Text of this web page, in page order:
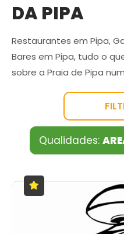
DA PIPA
Restaurantes em Pipa,
Bares em Pipa, tudo o
sobre a Praia de Pipa
Qualidades: